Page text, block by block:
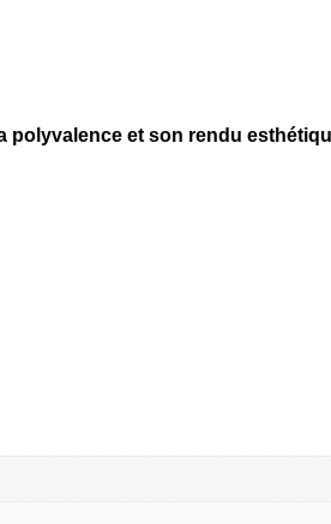
polyvalence et son rendu